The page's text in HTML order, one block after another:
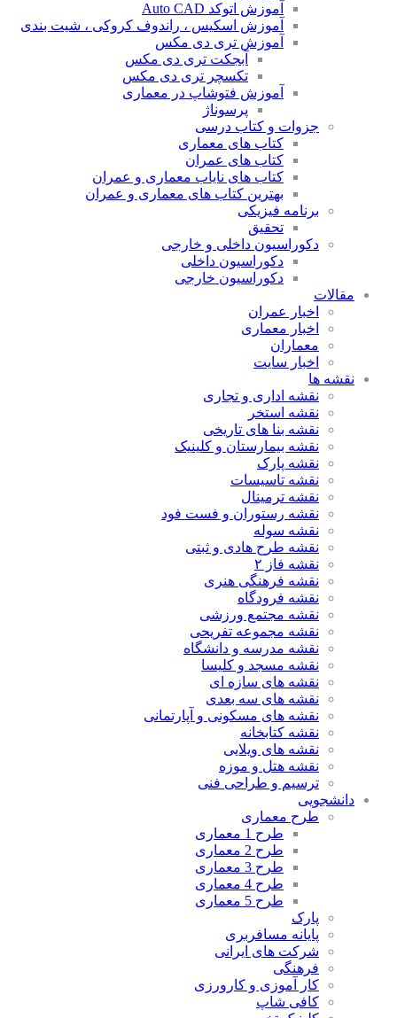
آموزش اتوکد Auto CAD
آموزش اسکیس ، راندوف کروکی ، شیت بندی
آموزش تری دی مکس
آبجکت تری دی مکس
تکسچر تری دی مکس
آموزش فتوشاپ در معماری
پرسوناژ
جزوات و کتاب درسی
کتاب های معماری
کتاب های عمران
کتاب های نایاب معماری و عمران
بهترین کتاب های معماری و عمران
برنامه فیزیکی
تحقیق
دکوراسیون داخلی و خارجی
دکوراسیون داخلی
دکوراسیون خارجی
مقالات
اخبار عمران
اخبار معماری
معماران
اخبار سایت
نقشه ها
نقشه اداری و تجاری
نقشه استخر
نقشه بنا های تاریخی
نقشه بیمارستان و کلینیک
نقشه پارک
نقشه تاسیسات
نقشه ترمینال
نقشه رستوران و فست فود
نقشه سوله
نقشه طرح هادی و ثبتی
نقشه فاز ۲
نقشه فرهنگی هنری
نقشه فرودگاه
نقشه مجتمع ورزشی
نقشه مجموعه تفریحی
نقشه مدرسه و دانشگاه
نقشه مسجد و کلیسا
نقشه های سازه ای
نقشه های سه بعدی
نقشه های مسکونی و آپارتمانی
نقشه کتابخانه
نقشه های ویلایی
نقشه هتل و موزه
ترسیم و طراحی فنی
دانشجویی
طرح معماری
طرح 1 معماری
طرح 2 معماری
طرح 3 معماری
طرح 4 معماری
طرح 5 معماری
پارک
پایانه مسافربری
شرکت های ایرانی
فرهنگی
کار آموزی و کارورزی
کافی شاپ